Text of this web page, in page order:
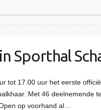
Sporthal
tot 17.00 uur het eerste
Met 46 deelnemende
op voorhand al…